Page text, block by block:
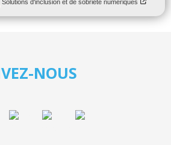
NOUS